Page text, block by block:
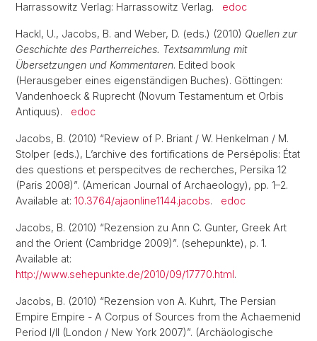
Harrassowitz Verlag: Harrassowitz Verlag. edoc
Hackl, U., Jacobs, B. and Weber, D. (eds.) (2010) Quellen zur
Geschichte des Partherreiches. Textsammlung mit
Übersetzungen und Kommentaren. Edited book
(Herausgeber eines eigenständigen Buches). Göttingen:
Vandenhoeck & Ruprecht (Novum Testamentum et Orbis
Antiquus). edoc
Jacobs, B. (2010) “Review of P. Briant / W. Henkelman / M.
Stolper (eds.), L’archive des fortifications de Persépolis: État
des questions et perspecitves de recherches, Persika 12
(Paris 2008)”. (American Journal of Archaeology), pp. 1–2.
Available at: 10.3764/ajaonline1144.jacobs. edoc
Jacobs, B. (2010) “Rezension zu Ann C. Gunter, Greek Art
and the Orient (Cambridge 2009)”. (sehepunkte), p. 1.
Available at:
http://www.sehepunkte.de/2010/09/17770.html.
Jacobs, B. (2010) “Rezension von A. Kuhrt, The Persian
Empire Empire - A Corpus of Sources from the Achaemenid
Period I/II (London / New York 2007)”. (Archäologische